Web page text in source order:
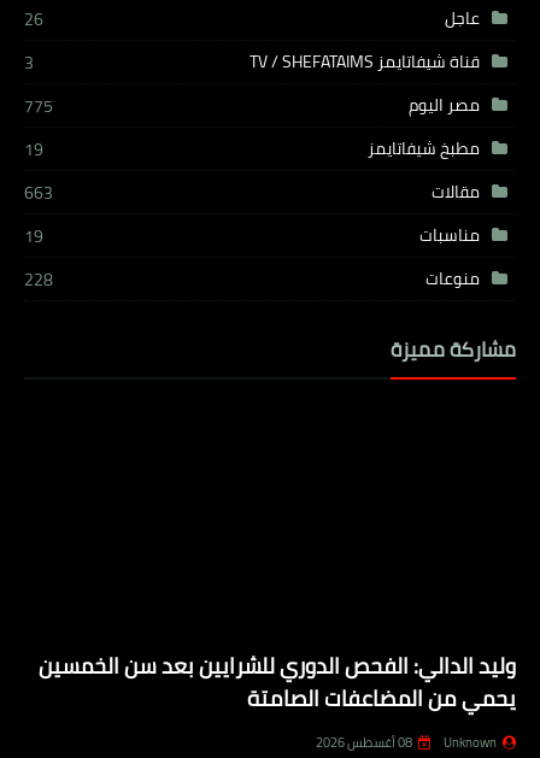
عاجل
26
قناة شيفاتايمز TV / SHEFATAIMS
3
مصر اليوم
775
مطبخ شيفاتايمز
19
مقالات
663
مناسبات
19
منوعات
228
مشاركة مميزة
وليد الدالي: الفحص الدوري للشرايين بعد سن الخمسين
يحمي من المضاعفات الصامتة
Unknown 08 أغسطس 2026